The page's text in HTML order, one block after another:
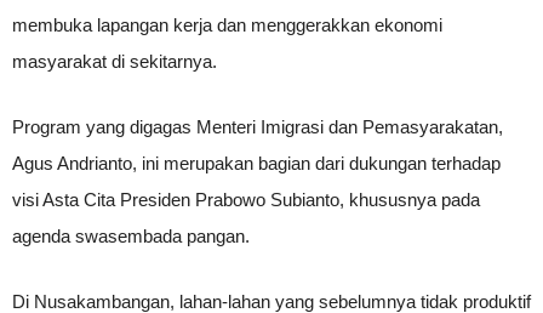
membuka lapangan kerja dan menggerakkan ekonomi
masyarakat di sekitarnya.
Program yang digagas Menteri Imigrasi dan Pemasyarakatan,
Agus Andrianto, ini merupakan bagian dari dukungan terhadap
visi Asta Cita Presiden Prabowo Subianto, khususnya pada
agenda swasembada pangan.
Di Nusakambangan, lahan-lahan yang sebelumnya tidak produktif